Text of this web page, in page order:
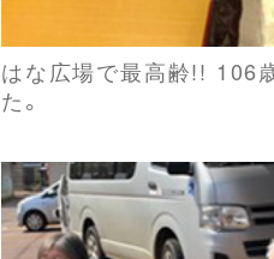
はな広場で最高齢!! 106
た。